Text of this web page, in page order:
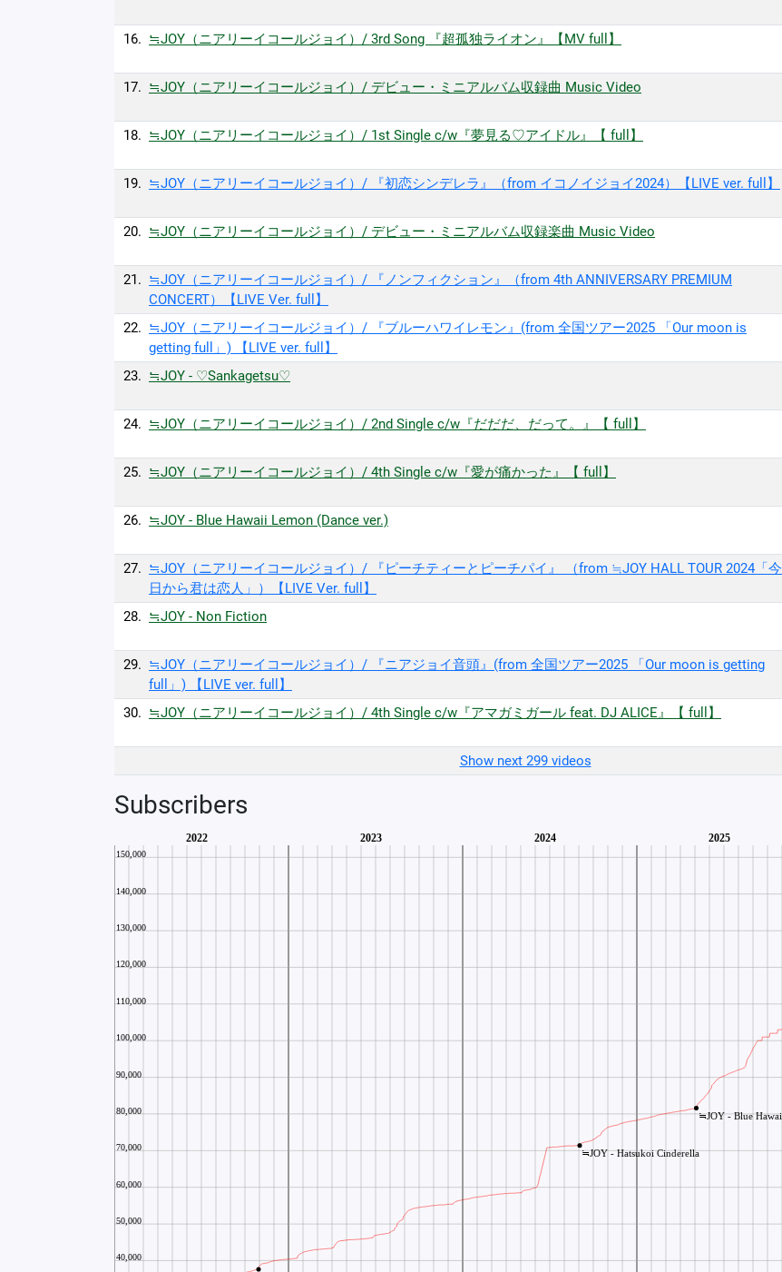
16. ≒JOY（ニアリーイコールジョイ）/ 3rd Song 『超孤独ライオン』【MV full】
17. ≒JOY（ニアリーイコールジョイ）/ デビュー・ミニアルバム収録曲 Music Video
18. ≒JOY（ニアリーイコールジョイ）/ 1st Single c/w『夢見る♡アイドル』【 full】
19. ≒JOY（ニアリーイコールジョイ）/ 『初恋シンデレラ』（from イコノイジョイ2024）【LIVE ver. full】
20. ≒JOY（ニアリーイコールジョイ）/ デビュー・ミニアルバム収録楽曲 Music Video
21. ≒JOY（ニアリーイコールジョイ）/ 『ノンフィクション』（from 4th ANNIVERSARY PREMIUM
CONCERT）【LIVE Ver. full】
22. ≒JOY（ニアリーイコールジョイ）/ 『ブルーハワイレモン』(from 全国ツアー2025 「Our moon is
getting full」) 【LIVE ver. full】
23. ≒JOY - ♡Sankagetsu♡
24. ≒JOY（ニアリーイコールジョイ）/ 2nd Single c/w『だだだ、だって。』【 full】
25. ≒JOY（ニアリーイコールジョイ）/ 4th Single c/w『愛が痛かった』【 full】
26. ≒JOY - Blue Hawaii Lemon (Dance ver.)
27. ≒JOY（ニアリーイコールジョイ）/ 『ピーチティーとピーチパイ』 （from ≒JOY HALL TOUR 2024「今
日から君は恋人」）【LIVE Ver. full】
28. ≒JOY - Non Fiction
29. ≒JOY（ニアリーイコールジョイ）/ 『ニアジョイ音頭』(from 全国ツアー2025 「Our moon is getting
full」) 【LIVE ver. full】
30. ≒JOY（ニアリーイコールジョイ）/ 4th Single c/w『アマガミガール feat. DJ ALICE』【 full】
Show next 299 videos
Subscribers